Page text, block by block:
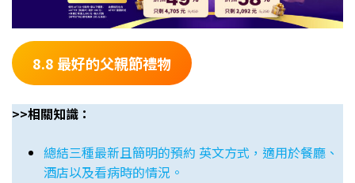
8.8 最好的父親節禮物
>>相關知識：
總結三種最新且簡明的預約 英文方式，適用於餐廳、
酒店以及看病時的情況。